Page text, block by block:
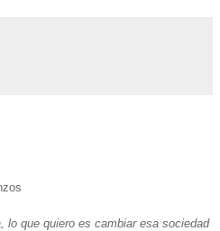
lo que quiero es cambiar esa sociedad